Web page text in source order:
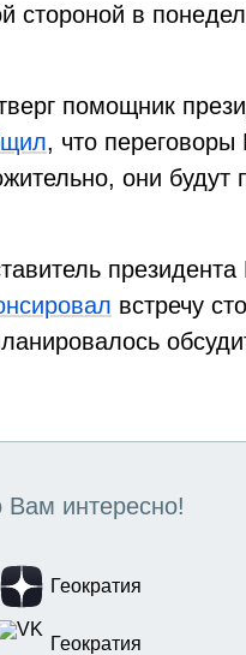
стороной в
помощник
, что
они
встречу
Вам интересно!
Геократия
Геократия